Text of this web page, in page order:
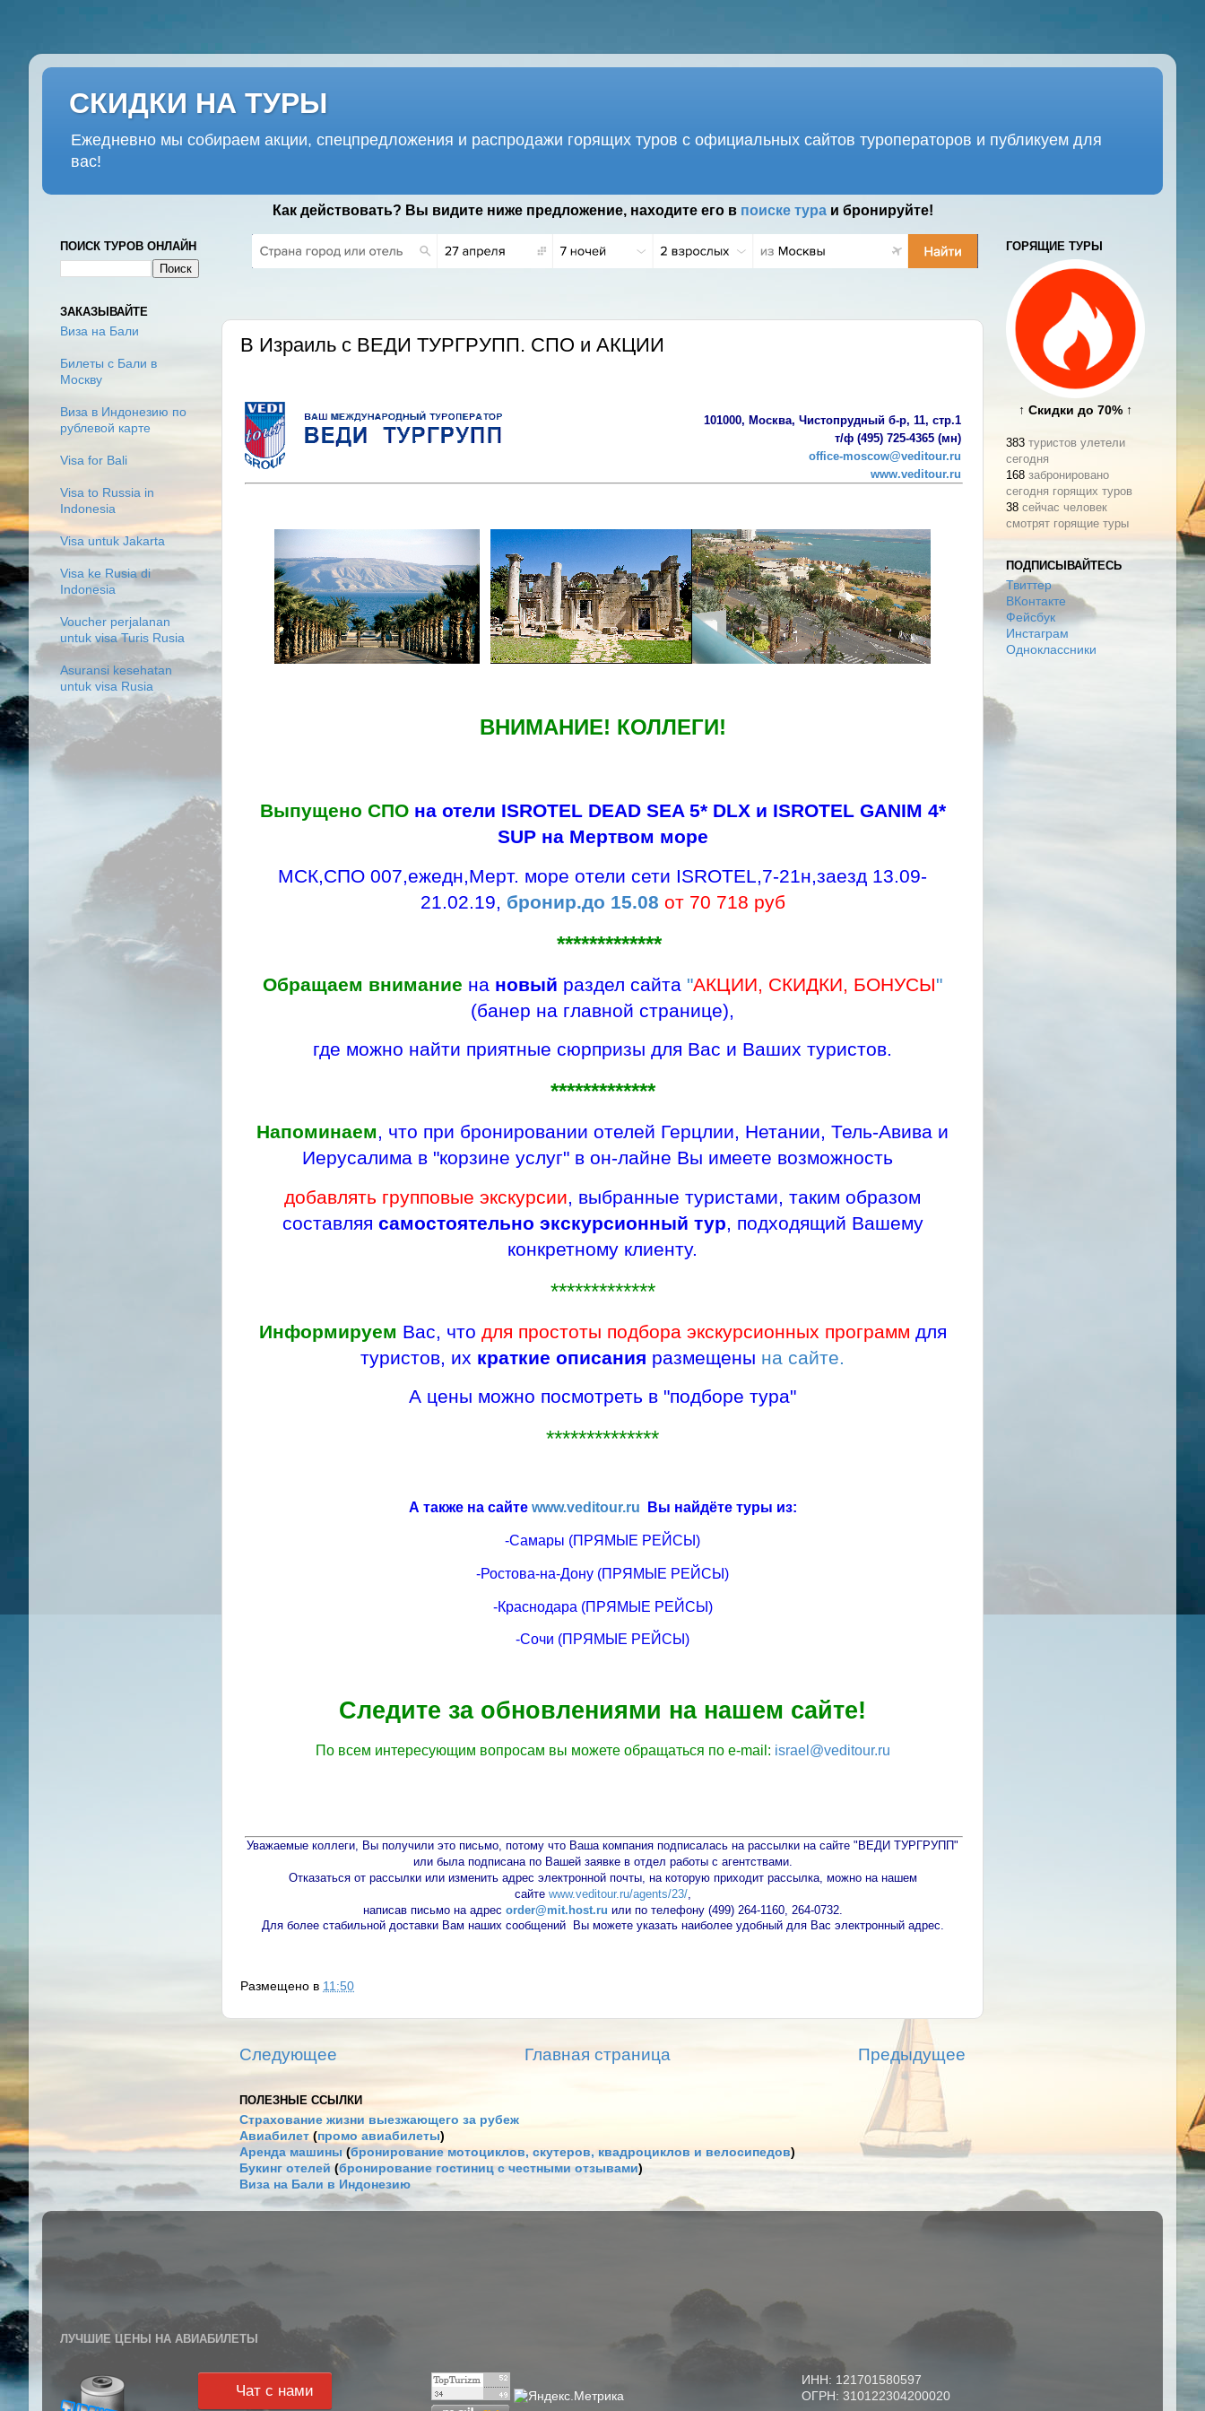
СКИДКИ НА ТУРЫ
Ежедневно мы собираем акции, спецпредложения и распродажи горящих туров с официальных сайтов туроператоров и публикуем для
вас!
Как действовать? Вы видите ниже предложение, находите его в поиске тураи бронируйте!
В Израиль с ВЕДИ ТУРГРУПП. СПО и АКЦИИ
101000, Москва, Чистопрудный б-р, 11, стр.1
т/ф (495) 725-4365 (мн)
office-moscow@veditour.ru
www.veditour.ru
ВНИМАНИЕ! КОЛЛЕГИ!
Выпущено СПО на отели ISROTEL DEAD SEA 5* DLX и ISROTEL GANIM 4*
SUP на Мертвом море
МСК,СПО 007,ежедн,Мерт. море отели сети ISROTEL,7-21н,заезд 13.09-
21.02.19, бронир.до 15.08 от 70 718 руб
*************
Обращаем внимание на новый раздел сайта "АКЦИИ, СКИДКИ, БОНУСЫ"
(банер на главной странице),
где можно найти приятные сюрпризы для Вас и Ваших туристов.
*************
Напоминаем, что при бронировании отелей Герцлии, Нетании, Тель-Авива и
Иерусалима в "корзине услуг" в он-лайне Вы имеете возможность
добавлять групповые экскурсии, выбранные туристами, таким образом
составляя самостоятельно экскурсионный тур, подходящий Вашему
конкретному клиенту.
*************
Информируем Вас, что для простоты подбора экскурсионных программ для
туристов, их краткие описания размещены на сайте.
А цены можно посмотреть в "подборе тура"
**************
А также на сайте www.veditour.ru Вы найдёте туры из:
-Самары (ПРЯМЫЕ РЕЙСЫ)
-Ростова-на-Дону (ПРЯМЫЕ РЕЙСЫ)
-Краснодара (ПРЯМЫЕ РЕЙСЫ)
-Cочи (ПРЯМЫЕ РЕЙСЫ)
Следите за обновлениями на нашем сайте!
По всем интересующим вопросам вы можете обращаться по e-mail: israel@veditour.ru
Уважаемые коллеги, Вы получили это письмо, потому что Ваша компания подписалась на рассылки на сайте "ВЕДИ ТУРГРУПП"
или была подписана по Вашей заявке в отдел работы с агентствами.
Отказаться от рассылки или изменить адрес электронной почты, на которую приходит рассылка, можно на нашем
сайте www.veditour.ru/agents/23/,
написав письмо на адрес order@mit.host.ru или по телефону (499) 264-1160, 264-0732.
Для более стабильной доставки Вам наших сообщений Вы можете указать наиболее удобный для Вас электронный адрес.
Размещено в 11:50
Следующее Предыдущее
Главная страница
ПОЛЕЗНЫЕ ССЫЛКИ
Страхование жизни выезжающего за рубеж
Авиабилет (промо авиабилеты)
Аренда машины (бронирование мотоциклов, скутеров, квадроциклов и велосипедов)
Букинг отелей (бронирование гостиниц с честными отзывами)
Виза на Бали в Индонезию
ПОИСК ТУРОВ ОНЛАЙН
ЗАКАЗЫВАЙТЕ
Виза на Бали
Билеты с Бали в
Москву
Виза в Индонезию по
рублевой карте
Visa for Bali
Visa to Russia in
Indonesia
Visa untuk Jakarta
Visa ke Rusia di
Indonesia
Voucher perjalanan
untuk visa Turis Rusia
Asuransi kesehatan
untuk visa Rusia
ГОРЯЩИЕ ТУРЫ
↑ Скидки до 70% ↑
383 туристов улетели
сегодня
168 забронировано
сегодня горящих туров
38 сейчас человек
смотрят горящие туры
ПОДПИСЫВАЙТЕСЬ
Твиттер
ВКонтакте
Фейсбук
Инстаграм
Одноклассники
ЛУЧШИЕ ЦЕНЫ НА АВИАБИЛЕТЫ
Чат с нами
ИНН: 121701580597
ОГРН: 310122304200020